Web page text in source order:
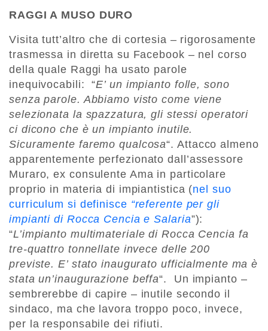
RAGGI A MUSO DURO
Visita tutt’altro che di cortesia – rigorosamente
trasmessa in diretta su Facebook – nel corso
della quale Raggi ha usato parole
inequivocabili: “E’ un impianto folle, sono
senza parole. Abbiamo visto come viene
selezionata la spazzatura, gli stessi operatori
ci dicono che è un impianto inutile.
Sicuramente faremo qualcosa“. Attacco almeno
apparentemente perfezionato dall’assessore
Muraro, ex consulente Ama in particolare
proprio in materia di impiantistica (nel suo
curriculum si definisce “referente per gli
impianti di Rocca Cencia e Salaria”):
“L’impianto multimateriale di Rocca Cencia fa
tre-quattro tonnellate invece delle 200
previste. E’ stato inaugurato ufficialmente ma è
stata un’inaugurazione beffa“. Un impianto –
sembrerebbe di capire – inutile secondo il
sindaco, ma che lavora troppo poco, invece,
per la responsabile dei rifiuti.